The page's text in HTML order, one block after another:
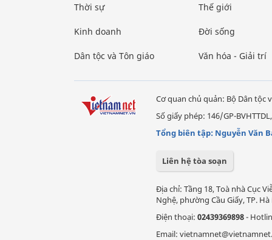
Thời sự
Kinh doanh
Dân tộc và Tôn giáo
Thế giới
Đời sống
Văn hóa - Giải trí
Cơ quan chủ quản: Bộ Dân tộc
Số giấy phép: 146/GP-
Tổng biên tập: Nguyễn Văn
Liên hệ tòa soạn
Địa chỉ: Tầng 18, Toà nhà Cục
Nghệ, phường Cầu Giấy, TP. Hà
Điện thoại: 02439369898-
Email: